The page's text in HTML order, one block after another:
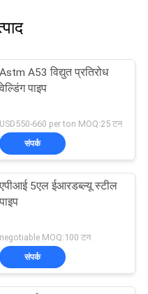
Astm A53 विद्युत प्रतिरोध
वेल्डिंग पाइप
USD550-660 per ton MOQ:25 टन
संपर्क
एपीआई 5एल ईआरडब्ल्यू स्टील
पाइप
negotiable MOQ:100 टन
संपर्क